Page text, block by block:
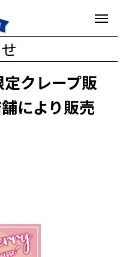
クレープ販
により販売